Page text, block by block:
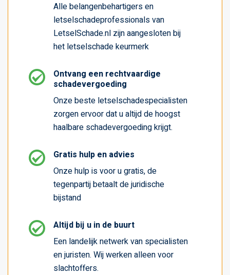
Alle belangenbehartigers en
letselschadeprofessionals van
LetselSchade.nl zijn aangesloten bij
het letselschade keurmerk
Ontvang een rechtvaardige
schadevergoeding
Onze beste letselschadespecialisten
zorgen ervoor dat u altijd de hoogst
haalbare schadevergoeding krijgt.
Gratis hulp en advies
Onze hulp is voor u gratis, de
tegenpartij betaalt de juridische
bijstand
Altijd bij u in de buurt
Een landelijk netwerk van specialisten
en juristen. Wij werken alleen voor
slachtoffers.